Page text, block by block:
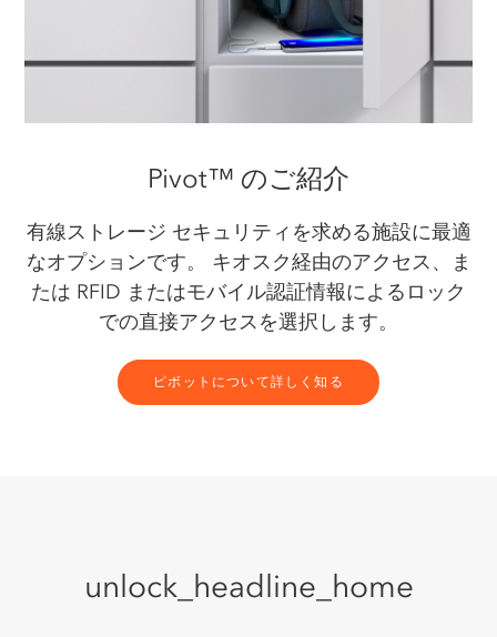
Pivot™ のご紹介
有線ストレージ セキュリティを求める施設に最適
なオプションです。 キオスク経由のアクセス、ま
たは RFID またはモバイル認証情報によるロック
での直接アクセスを選択します。
ピボットについて詳しく知る
unlock_headline_home